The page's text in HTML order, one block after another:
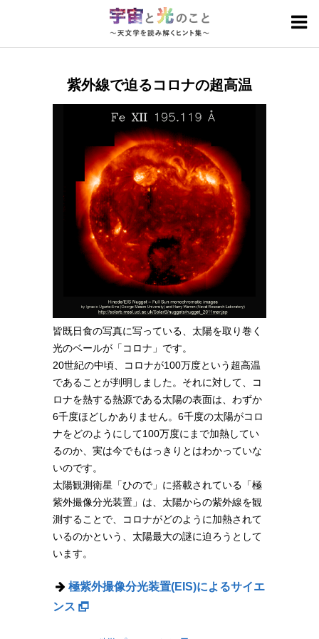
基礎 研究成果 人
技術・計画
宇宙の見方
赤外線
紫外線・X線・ガンマ線
国立天文台の国際光年
このサイトについて
紫外線で迫るコロナの超高温
皆既日食の写真に写っている、太陽を取り巻く
光のベールが「コロナ」です。
20世紀の中頃、コロナが100万度という超高温
であることが判明しました。それに対して、コ
ロナを熱する熱源である太陽の表面は、わずか
6千度ほどしかありません。6千度の太陽がコロ
ナをどのようにして100万度にまで加熱してい
るのか、実は今でもはっきりとはわかっていな
いのです。
太陽観測衛星「ひので」に搭載されている「極
紫外撮像分光装置」は、太陽からの紫外線を観
測することで、コロナがどのように加熱されて
いるのかという、太陽最大の謎に迫ろうとして
います。
極紫外撮像分光装置(EIS)によるサイエ
ンス